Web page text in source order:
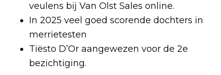
veulens bij Van Olst Sales online.
In 2025 veel goed scorende dochters in
merrietesten
Tiësto D’Or aangewezen voor de 2e
bezichtiging.